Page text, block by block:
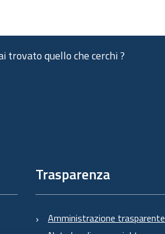
trovato quello che cerchi ?
Trasparenza
Amministrazione trasparente